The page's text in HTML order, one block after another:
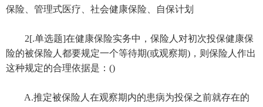
保险、管理式医疗、社会健康保险、自保计划
2[.单选题]在健康保险实务中，保险人对初次投保健康保
险的被保险人都要规定一个等待期(或观察期)，则保险人作出
这种规定的合理依据是：()
A.推定被保险人在观察期内的患病为投保之前就存在的